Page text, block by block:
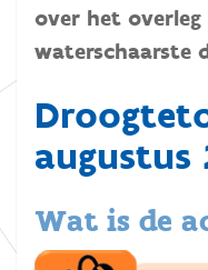
over het
waterschaarste
augustus
Wat is de